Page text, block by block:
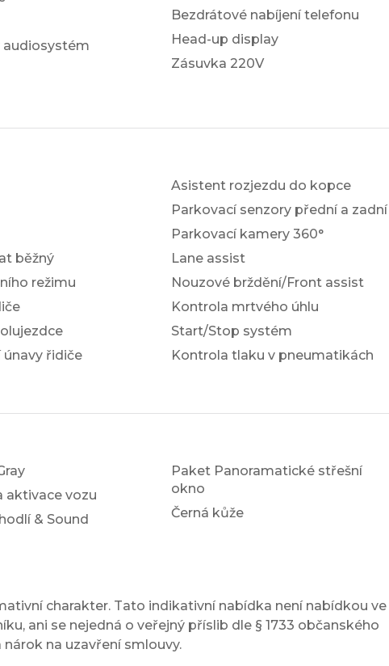
audiosystém
Bezdrátové nabíjení telefonu
Head-up display
Zásuvka 220V
běžný
režimu
únavy řidiče
Asistent rozjezdu do kopce
Parkovací senzory přední a zadní
Parkovací kamery 360°
Lane assist
Nouzové brždění/Front assist
Kontrola mrtvého úhlu
Start/Stop systém
Kontrola tlaku v pneumatikách
aktivace vozu
& Sound
Paket Panoramatické střešní
okno
Černá kůže
charakter. Tato indikativní nabídka není nabídkou ve
ani se nejedná o veřejný příslib dle § 1733 občanského
na uzavření smlouvy.